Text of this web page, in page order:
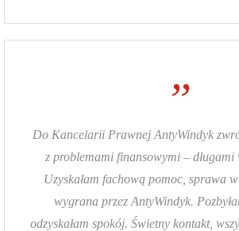
”
Do Kancelarii Prawnej AntyWindyk
z problemami finansowymi –
Uzyskałam fachową pomoc, sprawa w
wygrana przez AntyWindyk.
odzyskałam spokój. Świetny kontakt,